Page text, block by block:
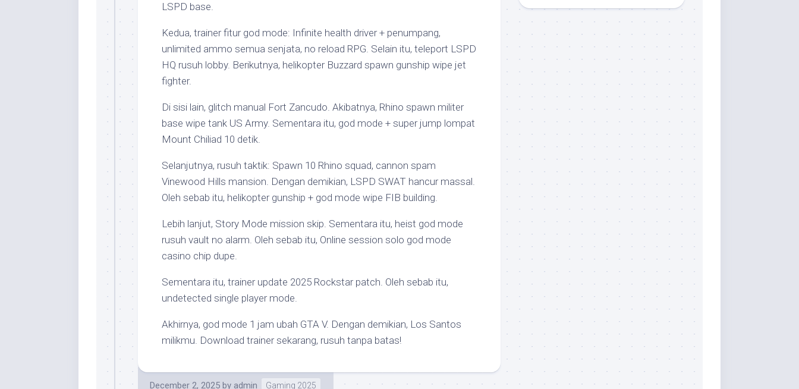
LSPD base.
Kedua, trainer fitur god mode: Infinite health driver + penumpang,
unlimited ammo semua senjata, no reload RPG. Selain itu, teleport LSPD
HQ rusuh lobby. Berikutnya, helikopter Buzzard spawn gunship wipe jet
fighter.
Di sisi lain, glitch manual Fort Zancudo. Akibatnya, Rhino spawn militer
base wipe tank US Army. Sementara itu, god mode + super jump lompat
Mount Chiliad 10 detik.
Selanjutnya, rusuh taktik: Spawn 10 Rhino squad, cannon spam
Vinewood Hills mansion. Dengan demikian, LSPD SWAT hancur massal.
Oleh sebab itu, helikopter gunship + god mode wipe FIB building.
Lebih lanjut, Story Mode mission skip. Sementara itu, heist god mode
rusuh vault no alarm. Oleh sebab itu, Online session solo god mode
casino chip dupe.
Sementara itu, trainer update 2025 Rockstar patch. Oleh sebab itu,
undetected single player mode.
Akhirnya, god mode 1 jam ubah GTA V. Dengan demikian, Los Santos
milikmu. Download trainer sekarang, rusuh tanpa batas!
December 2, 2025 by admin Gaming 2025